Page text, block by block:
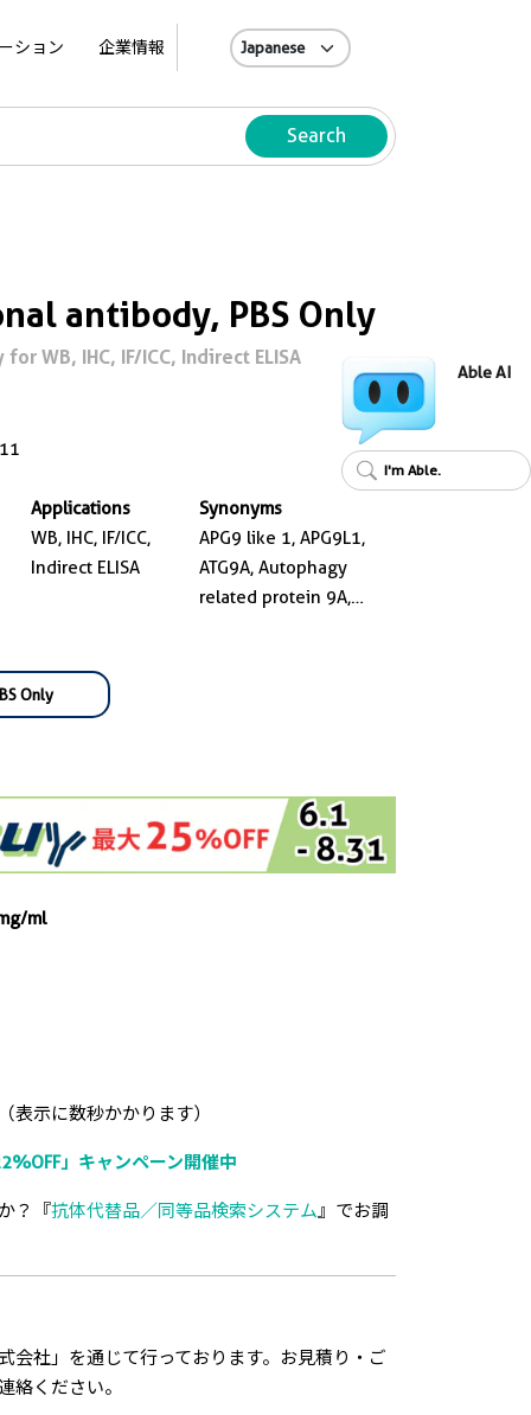
ション 企業情報
Search
antibody, PBS Only
WB, IHC, IF/ICC, Indirect ELISA
Applications
WB, IHC, IF/ICC,
Indirect ELISA
Synonyms
APG9 like 1, APG9L1,
ATG9A, Autophagy
related protein 9A,
Only
ml
表示に数秒かかります）
」キャンペーン開催中
？『抗体代替品／同等品検索システム』でお調
会社」を通じて行っております。お見積り・ご
絡ください。
Able AI
I'm Able.